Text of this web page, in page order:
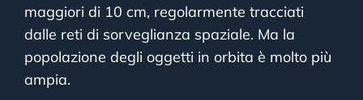
maggiori di 10 cm, regolarmente tracciati
dalle reti di sorveglianza spaziale. Ma la
popolazione degli oggetti in orbita è molto più
ampia.